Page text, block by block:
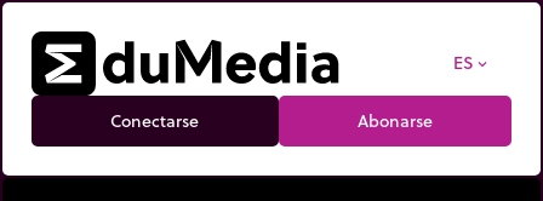
ES expand_more
Conectarse Abonarse